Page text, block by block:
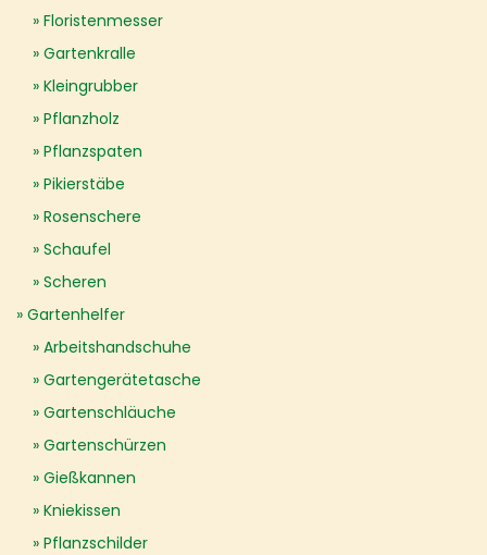
Floristenmesser
Gartenkralle
Kleingrubber
Pflanzholz
Pflanzspaten
Pikierstäbe
Rosenschere
Schaufel
Scheren
Gartenhelfer
Arbeitshandschuhe
Gartengerätetasche
Gartenschläuche
Gartenschürzen
Gießkannen
Kniekissen
Pflanzschilder